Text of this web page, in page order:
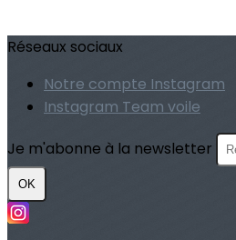
Réseaux sociaux
Notre compte Instagram
Instagram Team voile
Je m'abonne à la newsletter
OK